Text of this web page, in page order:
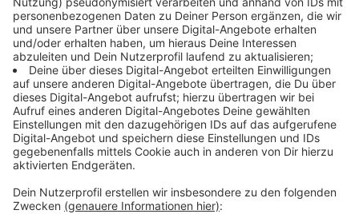
telefonisch auf mehreren Sprachen, wie man einen
Impftermin bekommt, und helfen Interessierten bei
der Buchung. Unterstützung vor Ort gibt es jetzt auch
im Opladener Laden. Interessierte bekommen hier
Hilfe mit ihren Impfunterlagen und können von hier aus
einen Impftermin buchen.
Generelle Infos zur Impfung gibt es auf derHomepage
des Integrationsrates. Unterstützung beim Impftermin
gibt es unter der Rufnummer 0178 6340847.
Anzeige